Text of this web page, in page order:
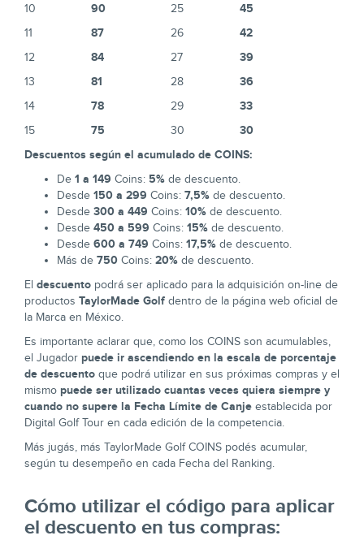
10 90 25 45
11 87 26 42
12 84 27 39
13 81 28 36
14 78 29 33
15 75 30
30
Descuentos según el acumulado de COINS:
De 1 a 149 Coins: 5% de descuento.
Desde 150 a 299 Coins: 7,5% de descuento.
Desde 300 a 449 Coins: 10% de descuento.
Desde 450 a 599 Coins: 15% de descuento.
Desde 600 a 749 Coins: 17,5% de descuento.
Más de 750 Coins: 20% de descuento.
El descuento podrá ser aplicado para la adquisición on-line de
productos TaylorMade Golf dentro de la página web oficial de
la Marca en México.
Es importante aclarar que, como los COINS son acumulables,
el Jugador puede ir ascendiendo en la escala de porcentaje
de descuento que podrá utilizar en sus próximas compras y el
mismo puede ser utilizado cuantas veces quiera siempre y
cuando no supere la Fecha Límite de Canje establecida por
Digital Golf Tour en cada edición de la competencia.
Más jugás, más TaylorMade Golf COINS podés acumular,
según tu desempeño en cada Fecha del Ranking.
Cómo utilizar el código para aplicar
el descuento en tus compras: